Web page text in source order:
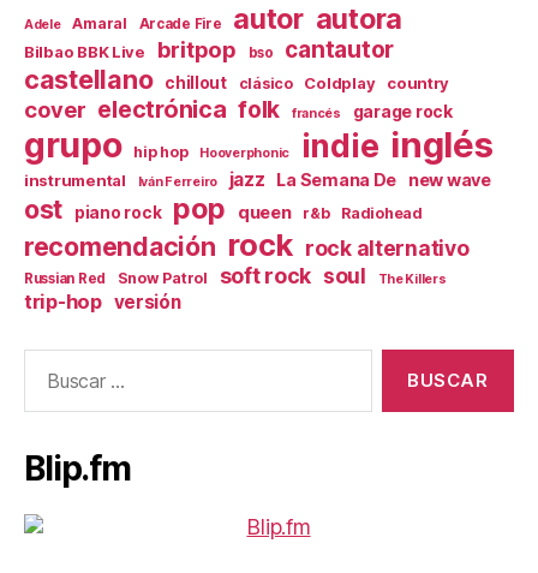
Adele Amaral Arcade Fire autor autora
Bilbao BBK Live britpop bso cantautor
castellano chillout clásico Coldplay country
cover electrónica folk francés garage rock
grupo hip hop Hooverphonic indie inglés
instrumental Iván Ferreiro jazz La Semana De new wave
ost piano rock pop queen r&b Radiohead
recomendación rock rock alternativo
Russian Red Snow Patrol soft rock soul The Killers
trip-hop versión
Blip.fm